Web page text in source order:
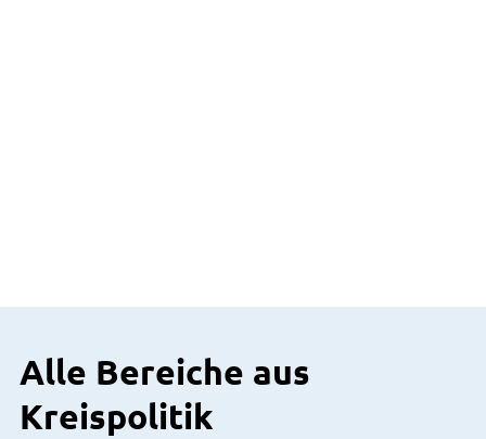
Alle Bereiche aus
Kreispolitik